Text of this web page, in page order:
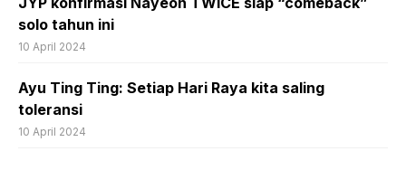
solo tahun ini
10 April 2024
Ayu Ting Ting: Setiap Hari Raya kita saling
toleransi
10 April 2024